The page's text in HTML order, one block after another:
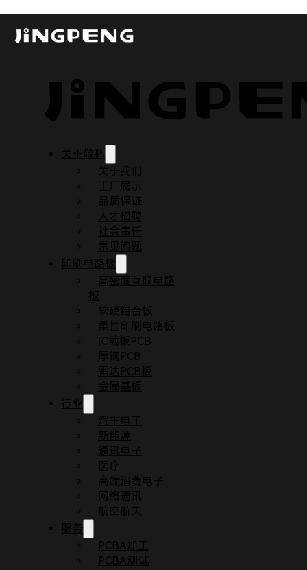
关于敬鹏
关于我们
工厂展示
品质保证
人才招聘
社会责任
常见问题
印刷电路板
高密度互联电路
板
软硬结合板
柔性印刷电路板
IC载板PCB
厚铜PCB
雷达PCB板
金属基板
行业
汽车电子
新能源
通讯电子
医疗
高端消费电子
网络通讯
航空航天
服务
PCBA加工
PCBA测试
阅读时间：6 分钟
博客
一、引言：电路板的 “场景化差异”
在数字化时代，电路板是电子设备的 “神经网络”